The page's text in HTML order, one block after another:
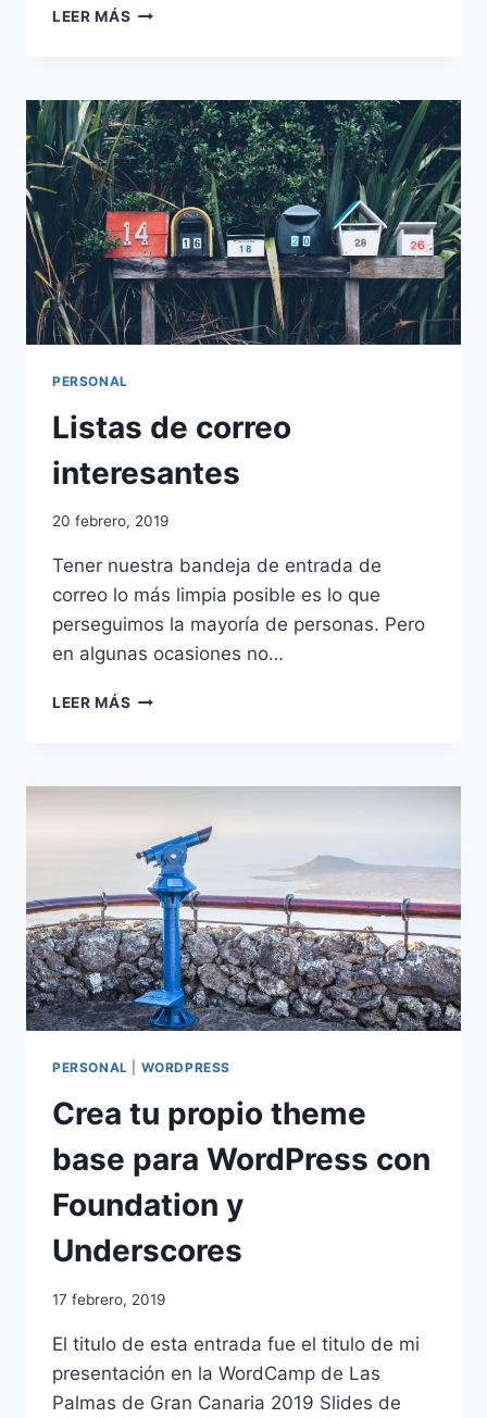
LEER MÁS IDEA,
DE
UNA
APP
EN
5
DÍAS
PERSONAL
Listas de correo
interesantes
20 febrero, 2019
Tener nuestra bandeja de entrada de
correo lo más limpia posible es lo que
perseguimos la mayoría de personas. Pero
en algunas ocasiones no…
LEER MÁS LISTAS
PERSONAL WORDPRESS
Crea tu propio theme
base para WordPress con
Foundation y
Underscores
17 febrero, 2019
El titulo de esta entrada fue el titulo de mi
presentación en la WordCamp de Las
Palmas de Gran Canaria 2019 Slides de